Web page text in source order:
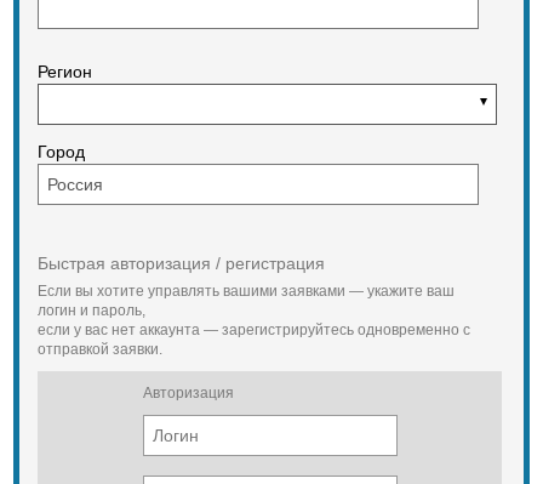
software of this No-stress system
settings of the machine and to adapt
and "thin wood" preset programs
the mode of operation of the chipper
effectiveness of work. Chips made by
this chipper can be used as a solid
plywood production or – after further
briquettes and pellets. Purchase of
Skorpion 350 SDB is the optimal
solution for companies and
businesses which develop their
business in a modern and
environmentally friendly direction.
Регион
Город
Быстрая авторизация / регистрация
Если вы хотите управлять вашими заявками — укажите ваш
логин и пароль,
если у вас нет аккаунта — зарегистрируйтесь одновременно с
отправкой заявки.
Авторизация